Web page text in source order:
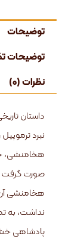
توضیحات
توضیحات
نظرات (0)
داستان
نبرد
هخامنشی،
صورت گرفت و
هخامنشی آن
نداشت، به
پادشاهی